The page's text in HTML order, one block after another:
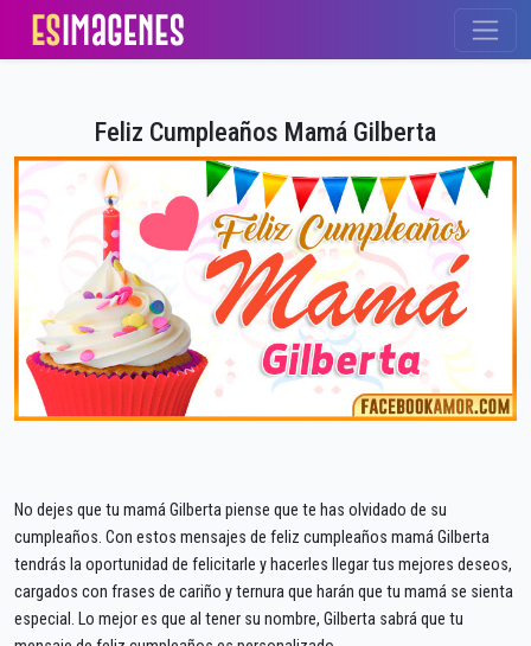
Feliz Cumpleaños Mamá Gilberta
No dejes que tu mamá Gilberta piense que te has olvidado de su
cumpleaños. Con estos mensajes de feliz cumpleaños mamá Gilberta
tendrás la oportunidad de felicitarle y hacerles llegar tus mejores deseos,
cargados con frases de cariño y ternura que harán que tu mamá se sienta
especial. Lo mejor es que al tener su nombre, Gilberta sabrá que tu